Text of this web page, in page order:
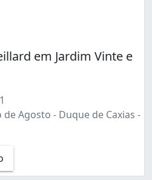
em Jardim Vinte e
de Agosto - Duque de Caxias -